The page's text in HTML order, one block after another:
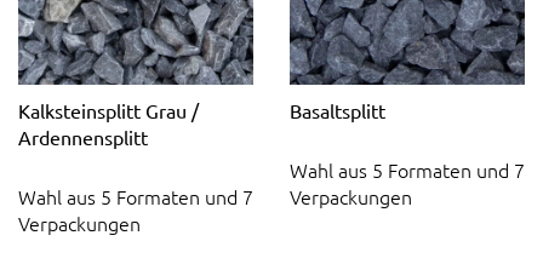
Kalksteinsplitt Grau /
Ardennensplitt
Wahl aus 5 Formaten und 7
Verpackungen
Basaltsplitt
Wahl aus 5 Formaten und 7
Verpackungen